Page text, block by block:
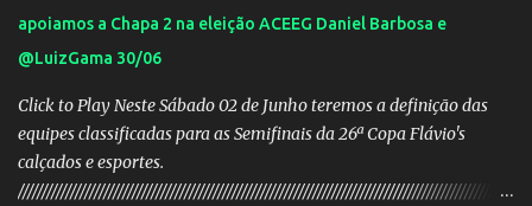
apoiamos a Chapa 2 na eleição ACEEG Daniel Barbosa e
@LuizGama 30/06
Click to Play Neste Sábado 02 de Junho teremos a definição das
equipes classificadas para as Semifinais da 26ª Copa Flávio's
calçados e esportes.
////////////////////////////////////////////////////////////////////////////////////////////////////////